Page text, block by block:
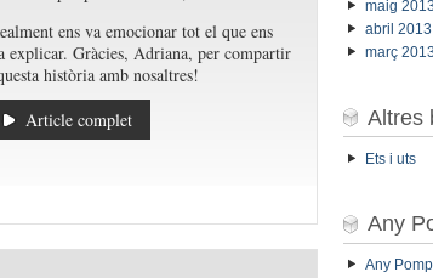
ens va emocionar tot el que ens
explicar. Gràcies, Adriana, per compartir
història amb nosaltres!
Article complet
maig 2013
abril 2013
març 2013
Altres
Ets i uts
Any
Any